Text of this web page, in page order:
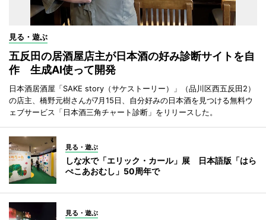
見る・遊ぶ
五反田の居酒屋店主が日本酒の好み診断サイトを自
作 生成AI使って開発
日本酒居酒屋「SAKE story（サケストーリー）」（品川区西五反田2）
の店主、橋野元樹さんが7月15日、自分好みの日本酒を見つける無料ウ
ェブサービス「日本酒三角チャート診断」をリリースした。
見る・遊ぶ
しな水で「エリック・カール」展 日本語版「はら
ぺこあおむし」50周年で
見る・遊ぶ